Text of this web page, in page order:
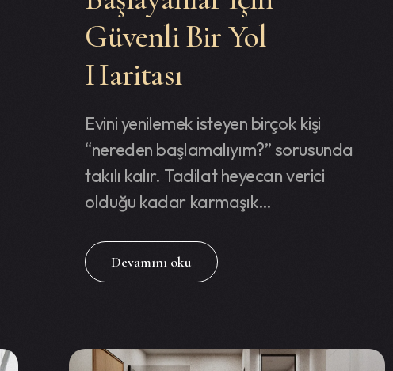
Güvenli Bir Yol
Haritası
Evini yenilemek isteyen birçok kişi
“nereden başlamalıyım?” sorusunda
takılı kalır. Tadilat heyecan verici
olduğu kadar karmaşık…
Devamını oku